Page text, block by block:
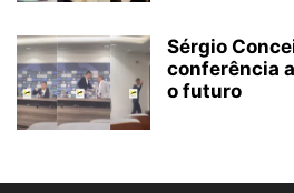
Sérgio
conferência
o futuro